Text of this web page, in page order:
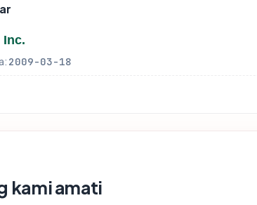
Inc.
2009-03-18
kami amati